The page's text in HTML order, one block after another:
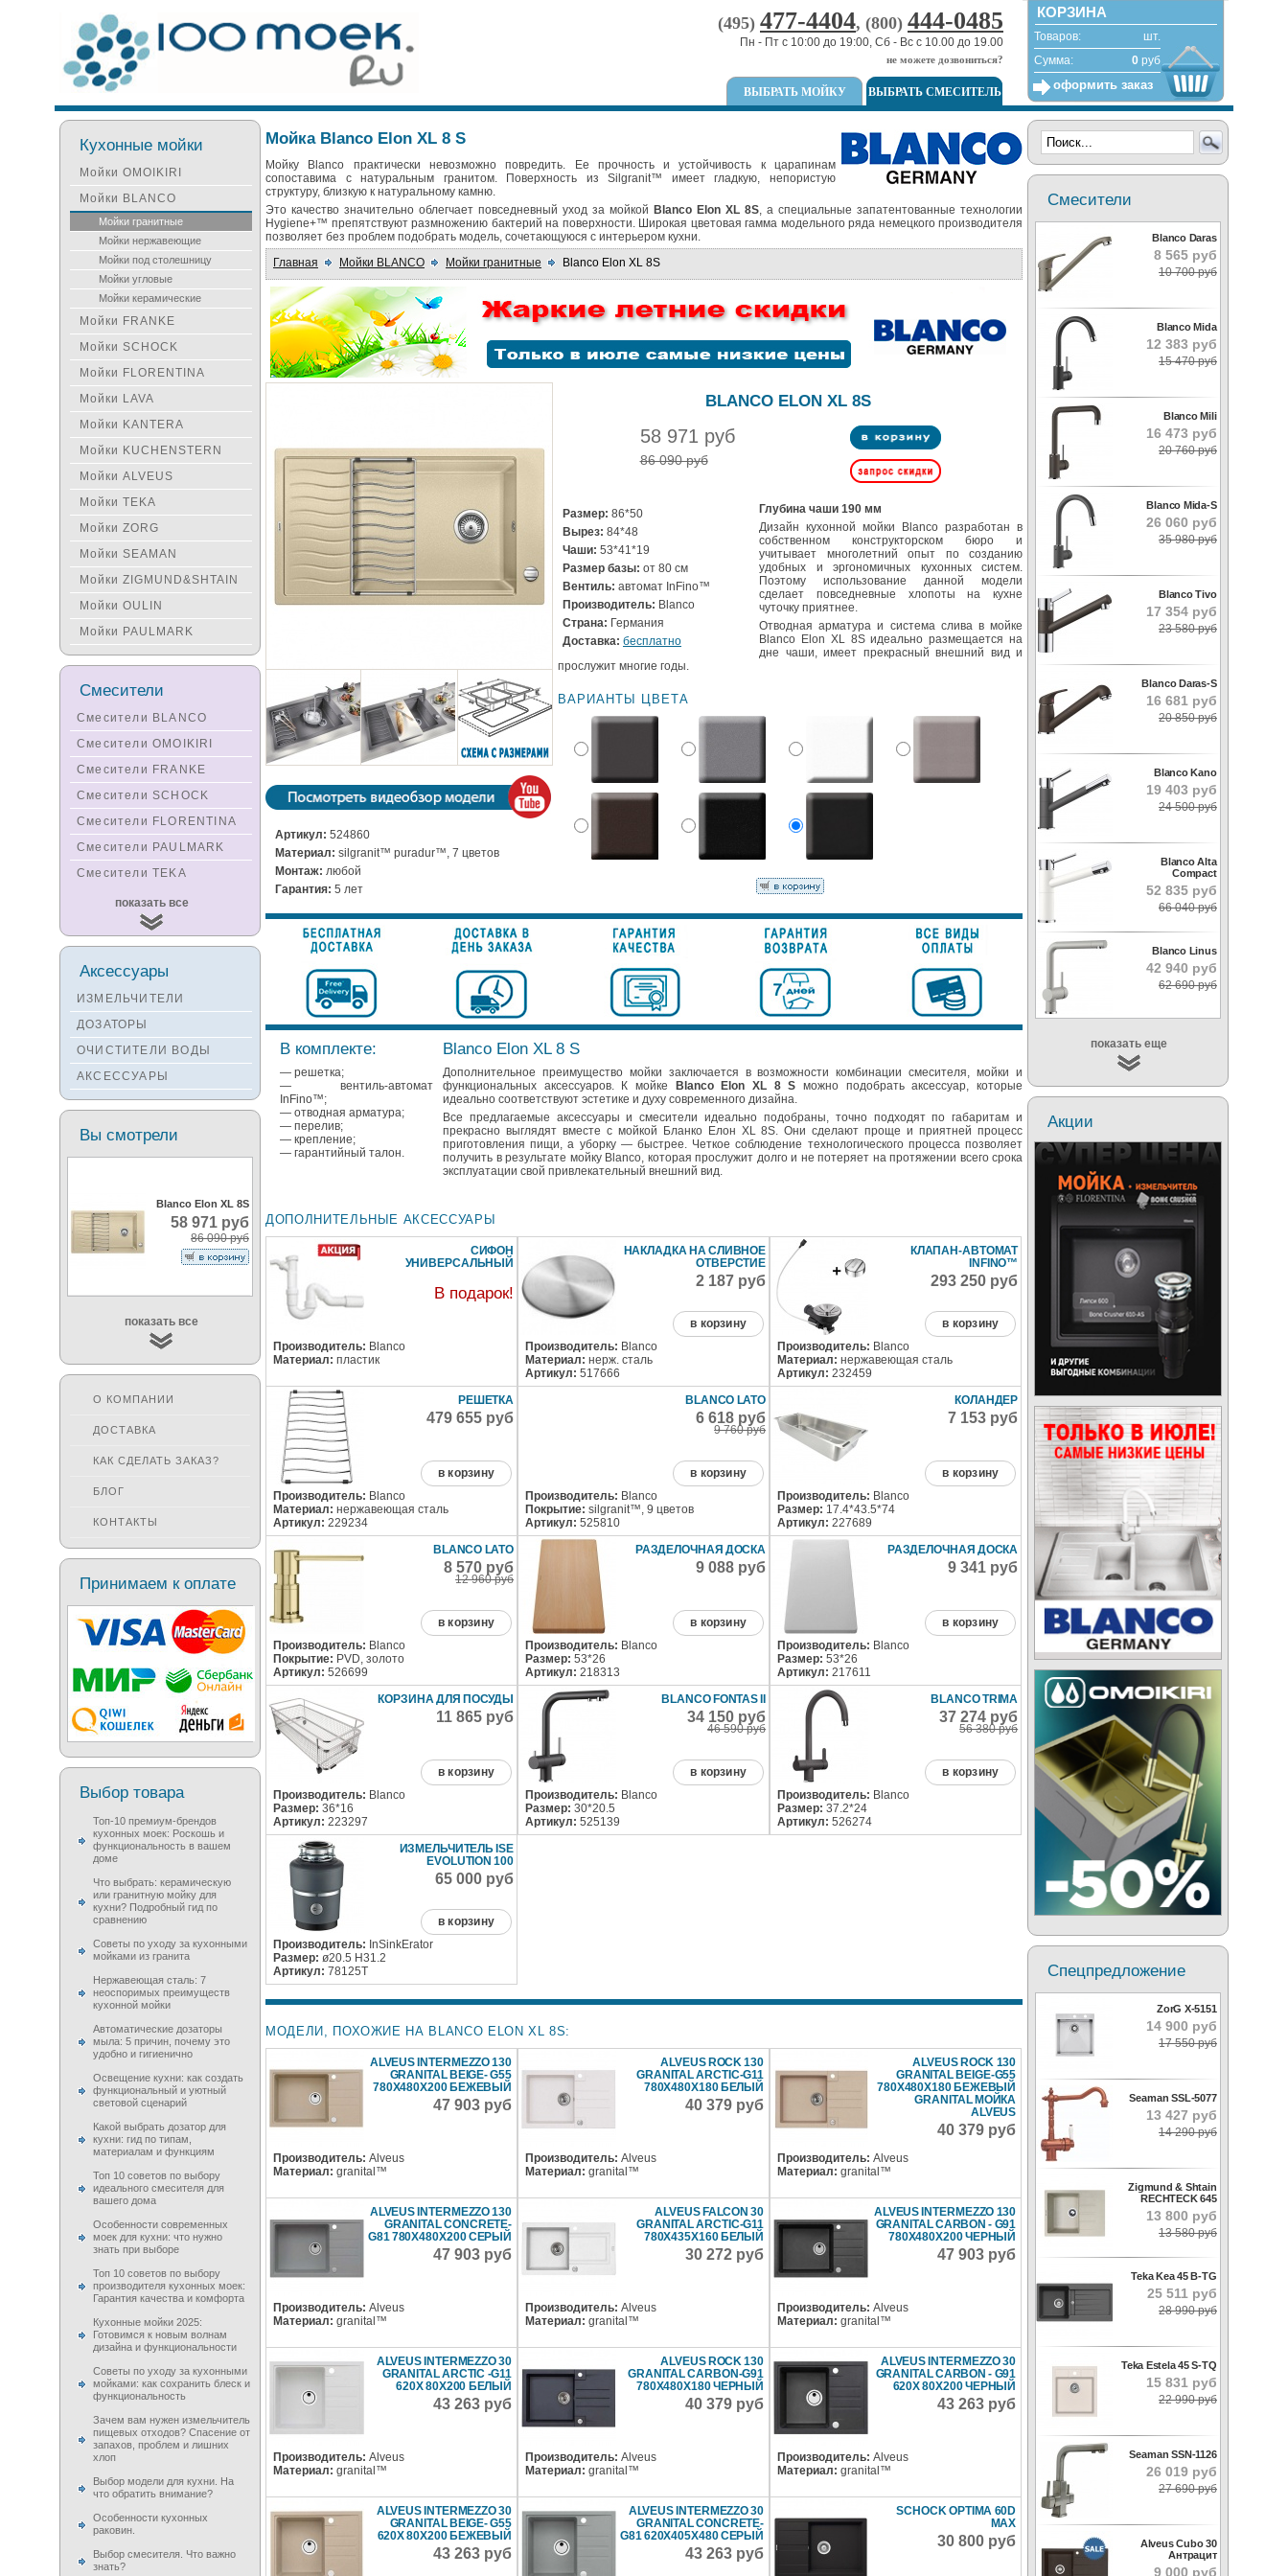
Мойка Blanco Elon XL 8 S
Мойку Blanco практически невозможно повредить. Ее прочность и устойчивость к царапинам
сопоставима с натуральным гранитом. Поверхность из Silgranit™ имеет гладкую, непористую
структуру, близкую к натуральному камню.
Это качество значительно облегчает повседневный уход за мойкой Blanco Elon XL 8S, а специальные запатентованные технологии
Hygiene+™ препятствуют размножению бактерий на поверхности. Широкая цветовая гамма модельного ряда немецкого производителя
позволяет без проблем подобрать модель, сочетающуюся с интерьером кухни.
Главная
Мойки BLANCO Мойки гранитные Blanco Elon XL 8S
BLANCO ELON XL 8S
58 971 руб
86 090 руб
Размер: 86*50
Вырез: 84*48
Чаши: 53*41*19
Размер базы: от 80 см
Вентиль: автомат InFino™
Производитель: Blanco
Страна: Германия
Доставка: бесплатно
Глубина чаши 190 мм
Дизайн кухонной мойки Blanco разработан в
собственном конструкторском бюро и
учитывает многолетний опыт по созданию
удобных и эргономичных кухонных систем.
Поэтому использование данной модели
сделает повседневные хлопоты на кухне
чуточку приятнее.
Отводная арматура и система слива в мойке
Blanco Elon XL 8S идеально размещается на
дне чаши, имеет прекрасный внешний вид и
прослужит многие годы.
ВАРИАНТЫ ЦВЕТА
Артикул: 524860
Материал: silgranit™ puradur™, 7 цветов
Монтаж: любой
Гарантия: 5 лет
В комплекте:
— решетка;
— вентиль-автомат
InFino™;
— отводная арматура;
— перелив;
— крепление;
— гарантийный талон.
Blanco Elon XL 8 S
Дополнительное преимущество мойки заключается в возможности комбинации смесителя, мойки и
функциональных аксессуаров. К мойке
Blanco Elon XL 8 S можно подобрать аксессуар, которые
идеально соответствуют эстетике и духу современного дизайна.
Все предлагаемые аксессуары и смесители идеально подобраны, точно подходят по габаритам и
прекрасно выглядят вместе с мойкой Бланко Елон XL 8S. Они сделают проще и приятней процесс
приготовления пищи, а уборку — быстрее. Четкое соблюдение технологического процесса позволяет
получить в результате мойку Blanco, которая прослужит долго и не потеряет на протяжении всего срока
эксплуатации свой привлекательный внешний вид.
ДОПОЛНИТЕЛЬНЫЕ АКСЕССУАРЫ
СИФОН
УНИВЕРСАЛЬНЫЙ
В подарок!
Производитель: Blanco
Материал: пластик
НАКЛАДКА НА СЛИВНОЕ
ОТВЕРСТИЕ
2 187 руб
в корзину
Производитель: Blanco
Материал: нерж. сталь
Артикул: 517666
КЛАПАН-АВТОМАТ
INFINO™
293 250 руб
в корзину
Производитель: Blanco
Материал: нержавеющая сталь
Артикул: 232459
РЕШЕТКА
479 655 руб
в корзину
Производитель: Blanco
Материал: нержавеющая сталь
Артикул: 229234
BLANCO LATO
6 618 руб
9 760 руб
в корзину
Производитель: Blanco
Покрытие: silgranit™, 9 цветов
Артикул: 525810
КОЛАНДЕР
7 153 руб
в корзину
Производитель: Blanco
Размер: 17.4*43.5*74
Артикул: 227689
BLANCO LATO
8 570 руб
12 960 руб
в корзину
Производитель: Blanco
Покрытие: PVD, золото
Артикул: 526699
РАЗДЕЛОЧНАЯ ДОСКА
9 088 руб
в корзину
Производитель: Blanco
Размер: 53*26
Артикул: 218313
РАЗДЕЛОЧНАЯ ДОСКА
9 341 руб
в корзину
Производитель: Blanco
Размер: 53*26
Артикул: 217611
КОРЗИНА ДЛЯ ПОСУДЫ
11 865 руб
в корзину
Производитель: Blanco
Размер: 36*16
Артикул: 223297
BLANCO FONTAS II
34 150 руб
46 590 руб
в корзину
Производитель: Blanco
Размер: 30*20.5
Артикул: 525139
BLANCO TRIMA
37 274 руб
56 380 руб
в корзину
Производитель: Blanco
Размер: 37.2*24
Артикул: 526274
ИЗМЕЛЬЧИТЕЛЬ ISE
EVOLUTION 100
65 000 руб
в корзину
Производитель: InSinkErator
Размер: ø20.5 H31.2
Артикул: 78125T
МОДЕЛИ, ПОХОЖИЕ НА BLANCO ELON XL 8S:
ALVEUS INTERMEZZO 130
GRANITAL BEIGE- G55
780X480X200 БЕЖЕВЫЙ
47 903 руб
Производитель: Alveus
Материал: granital™
ALVEUS ROCK 130
GRANITAL ARCTIC-G11
780X480X180 БЕЛЫЙ
40 379 руб
Производитель: Alveus
Материал:granital™
ALVEUS ROCK 130
GRANITAL BEIGE-G55
780X480X180 БЕЖЕВЫЙ
GRANITAL МОЙКА
ALVEUS
40 379 руб
Производитель: Alveus
Материал:granital™
ALVEUS INTERMEZZO 130
GRANITAL CONCRETE-
G81 780X480X200 СЕРЫЙ
47 903 руб
Производитель: Alveus
Материал: granital™
ALVEUS FALCON 30
GRANITAL ARCTIC-G11
780X435X160 БЕЛЫЙ
30 272 руб
Производитель: Alveus
Материал:granital™
ALVEUS INTERMEZZO 130
GRANITAL CARBON - G91
780X480X200 ЧЕРНЫЙ
47 903 руб
Производитель: Alveus
Материал:granital™
ALVEUS INTERMEZZO 30
GRANITAL ARCTIC -G11
620X 80X200 БЕЛЫЙ
43 263 руб
Производитель: Alveus
Материал: granital™
ALVEUS ROCK 130
GRANITAL CARBON-G91
780X480X180 ЧЕРНЫЙ
40 379 руб
Производитель: Alveus
Материал:granital™
ALVEUS INTERMEZZO 30
GRANITAL CARBON - G91
620X 80X200 ЧЕРНЫЙ
43 263 руб
Производитель: Alveus
Материал:granital™
ALVEUS INTERMEZZO 30
GRANITAL BEIGE- G55
620X 80X200 БЕЖЕВЫЙ
43 263 руб
ALVEUS INTERMEZZO 30
GRANITAL CONCRETE-
G81 620X405X480 СЕРЫЙ
43 263 руб
SCHOCK OPTIMA 60D
MAX
30 800 руб
Кухонные мойки
Мойки OMOIKIRI
Мойки BLANCO
Мойки гранитные
Мойки нержавеющие
Мойки под столешницу
Мойки угловые
Мойки керамические
Мойки FRANKE
Мойки SCHOCK
Мойки FLORENTINA
Мойки LAVA
Мойки KANTERA
Мойки KUCHENSTERN
Мойки ALVEUS
Мойки TEKA
Мойки ZORG
Мойки SEAMAN
Мойки ZIGMUND&SHTAIN
Мойки OULIN
Мойки PAULMARK
Смесители
Смесители BLANCO
Смесители OMOIKIRI
Смесители FRANKE
Смесители SCHOCK
Смесители FLORENTINA
Смесители PAULMARK
Смесители TEKA
Смесители
KUCHENSTERN
Смесители ZORG
Смесители KANTERA
Смесители SEAMAN
Смесители
Zigmund&Shtain
Смесители OULIN
Смесители под бронзу
показать все
Аксессуары
ИЗМЕЛЬЧИТЕЛИ
ДОЗАТОРЫ
ОЧИСТИТЕЛИ ВОДЫ
АКСЕССУАРЫ
Вы смотрели
Blanco Elon XL 8S
58 971 руб
86 090 руб
показать все
О КОМПАНИИ
ДОСТАВКА
КАК СДЕЛАТЬ ЗАКАЗ?
БЛОГ
КОНТАКТЫ
Принимаем к оплате
Выбор товара
Топ-10 премиум-брендов
кухонных моек: Роскошь и
функциональность в вашем
доме
Что выбрать: керамическую
или гранитную мойку для
кухни? Подробный гид по
сравнению
Советы по уходу за кухонными
мойками из гранита
Нержавеющая сталь: 7
неоспоримых преимуществ
кухонной мойки
Автоматические дозаторы
мыла: 5 причин, почему это
удобно и гигиенично
Освещение кухни: как создать
функциональный и уютный
световой сценарий
Какой выбрать дозатор для
кухни: гид по типам,
материалам и функциям
Топ 10 советов по выбору
идеального смесителя для
вашего дома
Особенности современных
моек для кухни: что нужно
знать при выборе
Топ 10 советов по выбору
производителя кухонных моек:
Гарантия качества и комфорта
Кухонные мойки 2025:
Готовимся к новым волнам
дизайна и функциональности
Советы по уходу за кухонными
мойками: как сохранить блеск и
функциональность
Зачем вам нужен измельчитель
пищевых отходов? Спасение от
запахов, проблем и лишних
хлоп
Выбор модели для кухни. На
что обратить внимание?
Особенности кухонных
раковин.
Выбор смесителя. Что важно
знать?
Смесители
Blanco Daras
8 565 руб
10 700 руб
Blanco Mida
12 383 руб
15 470 руб
Blanco Mili
16 473 руб
20 760 руб
Blanco Mida-S
26 060 руб
35 980 руб
Blanco Tivo
17 354 руб
23 580 руб
Blanco Daras-S
16 681 руб
20 850 руб
Blanco Kano
19 403 руб
24 500 руб
Blanco Alta
Compact
52 835 руб
66 040 руб
Blanco Linus
42 940 руб
62 690 руб
показать еще
Акции
Спецпредложение
ZorG X-5151
14 900 руб
17 550 руб
Seaman SSL-5077
13 427 руб
14 290 руб
Zigmund & Shtain
RECHTECK 645
13 800 руб
13 580 руб
Teka Kea 45 B-TG
25 511 руб
28 990 руб
Teka Estela 45 S-TQ
15 831 руб
22 990 руб
Seaman SSN-1126
26 019 руб
27 690 руб
Alveus Cubo 30
Антрацит
9 000 руб
(495) 477-4404, (800) 444-0485
Пн - Пт с 10:00 до 19:00, Сб - Вс с 10.00 до 19.00
не можете дозвониться?
КОРЗИНА
Товаров:
шт.
Сумма:
0руб
оформить заказ
ВЫБРАТЬ СМЕСИТЕЛЬ
ВЫБРАТЬ МОЙКУ